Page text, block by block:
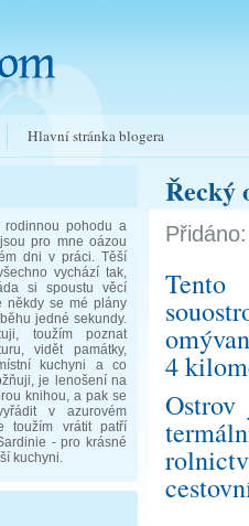
Hlavní stránka blogera
rodinnou pohodu a
pro mne oázou
dni v práci. Těší
vychází tak,
si spoustu věcí
někdy se mé plány
jedné sekundy.
toužím poznat
vidět památky,
kuchyni a co
je lenošení na
knihou, a pak se
v azurovém
toužím vrátit patří
- pro krásné
kuchyni.
Řecký
4